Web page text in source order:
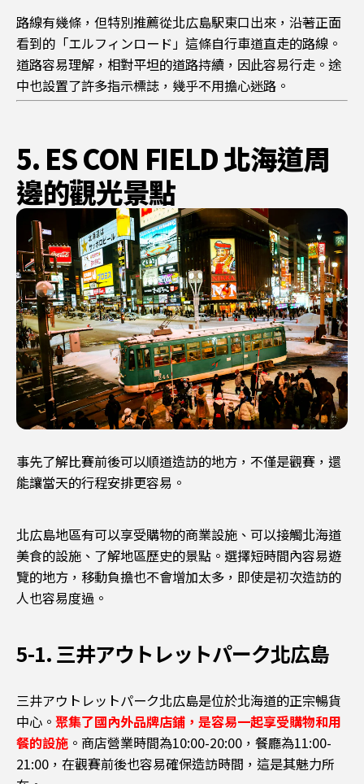
路線有幾條，但特別推薦從北広島駅東口出來，沿著正面
看到的「エルフィンロード」這條自行車道直走的路線。
道路容易理解，相對平坦的道路持續，因此容易行走。途
中也設置了許多指示標誌，幾乎不用擔心迷路。
5. ES CON FIELD 北海道周
邊的觀光景點
事先了解比賽前後可以順道造訪的地方，不僅是觀賽，還
能讓當天的行程安排更容易。
北広島地區有可以享受購物的商業設施、可以接觸北海道
美食的設施、了解地區歷史的景點。選擇短時間內容易遊
覽的地方，移動負擔也不會增加太多，即使是初次造訪的
人也容易度過。
5-1. 三井アウトレットパーク北広島
三井アウトレットパーク北広島是位於北海道的正宗暢貨
中心。 聚集了國內外品牌店鋪，是容易一起享受購物和用
餐的設施 。商店營業時間為10:00-20:00，餐廳為11:00-
21:00，在觀賽前後也容易確保造訪時間，這是其魅力所